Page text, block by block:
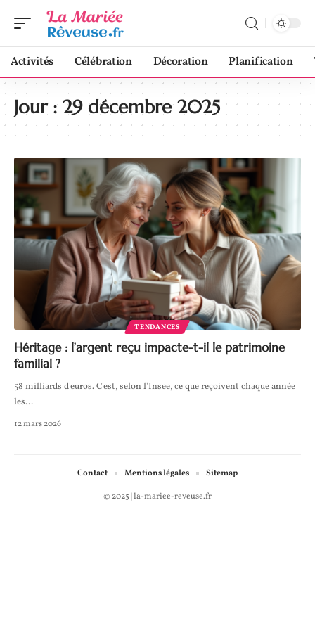
Activités Célébration Décoration Planification
Jour :29 décembre 2025
TENDANCES
Héritage : l’argent reçu impacte-t-il le patrimoine
familial ?
58 milliards d'euros. C'est, selon l'Insee, ce que reçoivent chaque année
les…
12 mars 2026
© 2025 | la-mariee-reveuse.fr
Contact Mentions légales Sitemap